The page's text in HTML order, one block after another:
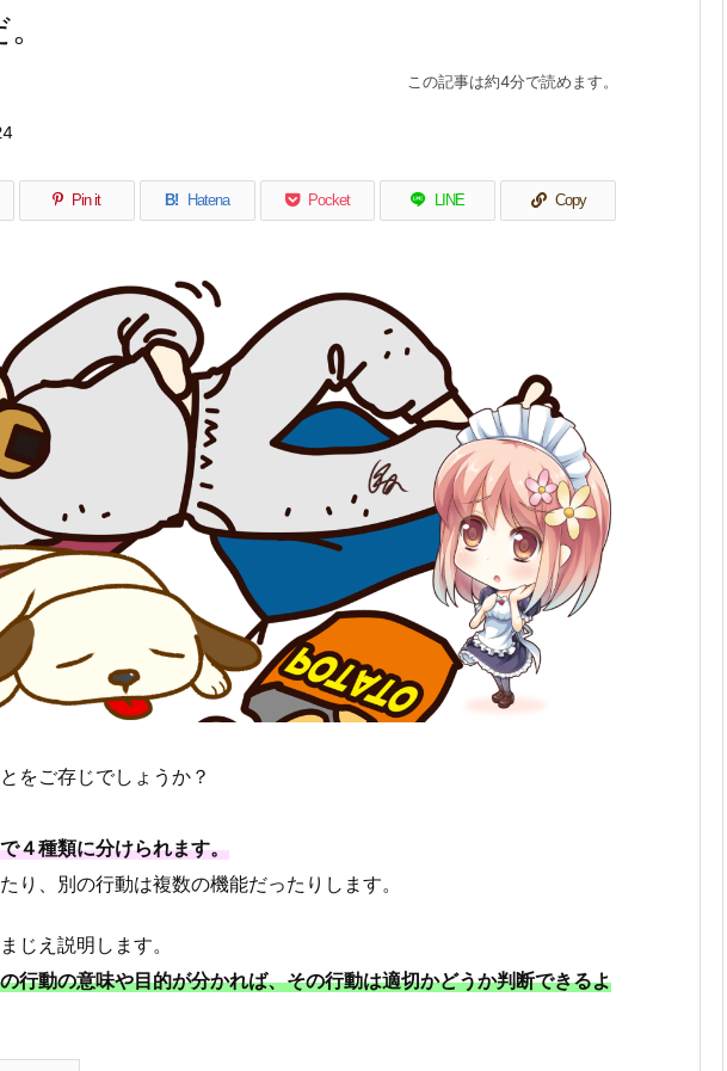
この記事は約4分で読めます。
Pin it B! Hatena Pocket LINE Copy
をご存じでしょうか？
４種類に分けられます。
り、別の行動は複数の機能だったりします。
じえ説明します。
行動の意味や目的が分かれば、その行動は適切かどうか判断できるよ